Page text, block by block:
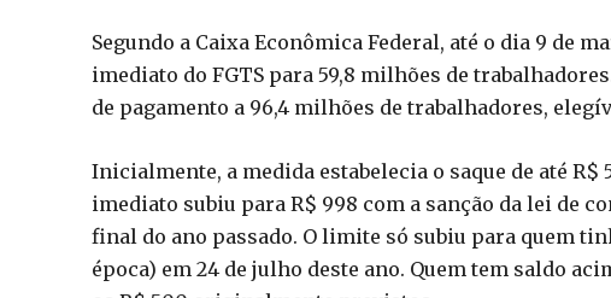
Segundo a Caixa Econômica Federal, até o dia 9 de
imediato do FGTS para 59,8 milhões de
de pagamento a 96,4 milhões de trabalhadores,
Inicialmente, a medida estabelecia o saque de até
imediato subiu para R$ 998 com a sanção da lei de
final do ano passado. O limite só subiu para quem
época) em 24 de julho deste ano. Quem tem saldo